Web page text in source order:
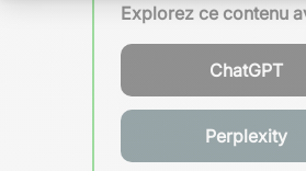
Explorez ce contenu
ChatGPT
Perplexity